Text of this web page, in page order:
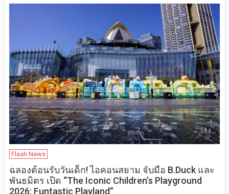
Flash News
ฉลองต้อนรับวันเด็ก! ไอคอนสยาม จับมือ B.Duck และ
พันธมิตร เปิด “The Iconic Children’s Playground
2026: Funtastic Playland”